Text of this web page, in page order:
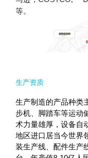
等。
生产资质
生产制造的产品种类
步机、脚踏车等运动
术力量雄厚，设备自
地区进口居当今世界
装生产线、配件生产